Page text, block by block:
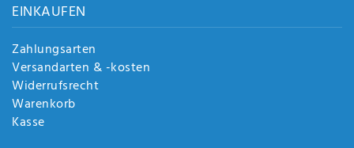
EINKAUFEN
Zahlungsarten
Versandarten & -kosten
Widerrufsrecht
Warenkorb
Kasse